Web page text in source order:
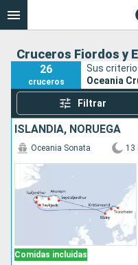
Cruceros Fiordos y
26
cruceros
Sus
Oceania
Filtrar
ISLANDIA, NORUEGA
Comidas incluidas
Oceania Sonata 13